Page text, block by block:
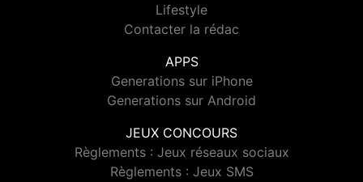
Lifestyle
Contacter la rédac
APPS
Generations sur iPhone
Generations sur Android
JEUX CONCOURS
Règlements : Jeux réseaux sociaux
Règlements : Jeux SMS